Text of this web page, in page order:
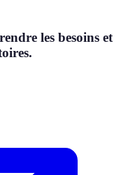
les besoins et